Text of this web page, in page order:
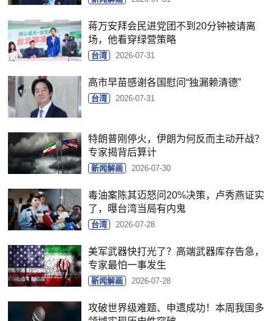
蒋万安拜会民进党团不到20分钟被请离
场，他看穿绿营策略
台湾 2026-07-31
高市早苗感谢各国慰问“独漏赖清德”
台湾 2026-07-31
特朗普刚停火，伊朗为何反而主动开战？
专家揭背后算计
新闻解画 2026-07-30
毒油案陈其迈怒问20%决策，卢秀燕证实
了，曝台湾当局有内鬼
台湾 2026-07-28
美军武器快打光了？高端武器库存告急，
专家最怕一事发生
新闻解画 2026-07-28
攻破世界级难题、申遗成功！本周我国多